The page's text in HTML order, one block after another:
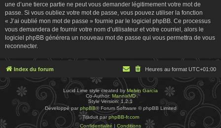
une d’une tierce partie ne peut vous demander légitimement votre mot de
passe. Si vous oubliez votre mot de passe, vous pouvez utiliser la fonction
« J’ai oublié mon mot de passe » fournie par le logiciel phpBB. Ce processus
vous demandera de fournir votre nom d’utilisateur et votre courriel, alors le
logiciel phpBB générera un nouveau mot de passe qui vous permettra de vous
reconnecter.
Index du forum Heures au format UTC+01:00
Lucid Lime style created by Melvin García
Co-Author: MannixMD
Style Version: 1.2.1
Développé par phpBB® Forum Software © phpBB Limited
Traduit parphpBB-fr.com
Confidentialité | Conditions